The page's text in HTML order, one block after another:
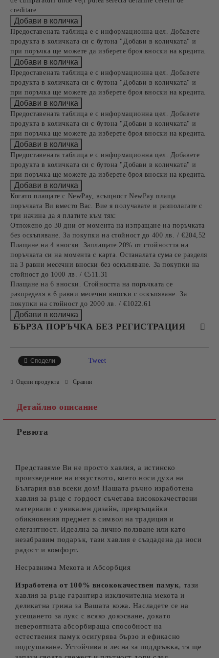
creditare.
Предоставената таблица е с информационна цел. Добавете
продукта в количката си с бутона "Добави в количката" и
при поръчка ще можете да изберете броя вноски на кредита.
Предоставената таблица е с информационна цел. Добавете
продукта в количката си с бутона "Добави в количката" и
при поръчка ще можете да изберете броя вноски на кредита.
Предоставената таблица е с информационна цел. Добавете
продукта в количката си с бутона "Добави в количката" и
при поръчка ще можете да изберете броя вноски на кредита.
Предоставената таблица е с информационна цел. Добавете
продукта в количката си с бутона "Добави в количката" и
при поръчка ще можете да изберете броя вноски на кредита.
Когато плащате с NewPay, всъщност NewPay плаща
поръчката Ви вместо Вас. Вие я получавате и разполагате с
три начина да я платите към тях:
Отложено до 30 дни от момента на изпращане на поръчката
без оскъпяване. За покупки на стойност до 400 лв. / €204,52
Плащане на 4 вноски. Заплащате 20% от стойността на
поръчката си на момента с карта. Останалата сума се разделя
на 3 равни месечни вноски без оскъпяване. За покупки на
стойност до 1000 лв. / €511.31
Плащане на 6 вноски. Стойността на поръчката се
разпределя в 6 равни месечни вноски с оскъпяване. За
покупки на стойност до 2000 лв. / €1022.61
БЪРЗА ПОРЪЧКА БЕЗ РЕГИСТРАЦИЯ
Сподели Tweet
Оцени продукта Сравни
Детайлно описание
Ревюта
Представяме Ви не просто хавлия, а истинско
произведение на изкуството, което носи духа на
България във всеки дом! Нашата ръчно изработена
хавлия за ръце с гордост съчетава висококачествени
материали с уникален дизайн, превръщайки
обикновения предмет в символ на традиция и
елегантност. Идеална за лично ползване или като
незабравим подарък, тази хавлия е създадена да носи
радост и комфорт.
Несравнима Мекота и Абсорбция
Изработена от 100% висококачествен памук, тази
хавлия за ръце гарантира изключителна мекота и
деликатна грижа за Вашата кожа. Насладете се на
усещането за лукс с всяко докосване, докато
невероятната абсорбираща способност на
естествения памук осигурява бързо и ефикасно
подсушаване. Устойчива и лесна за поддръжка, тя ще